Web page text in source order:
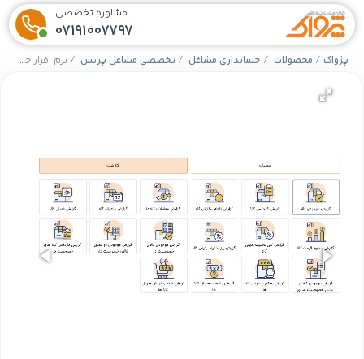
مشاوره تخصصی
07191007797
پژواک محصولات حسابداری مشاغل تخصصی مشاغل پرنس نرم افزار حسابداری خرازی و لوازم آرایشی و بهداشتی (پولک)